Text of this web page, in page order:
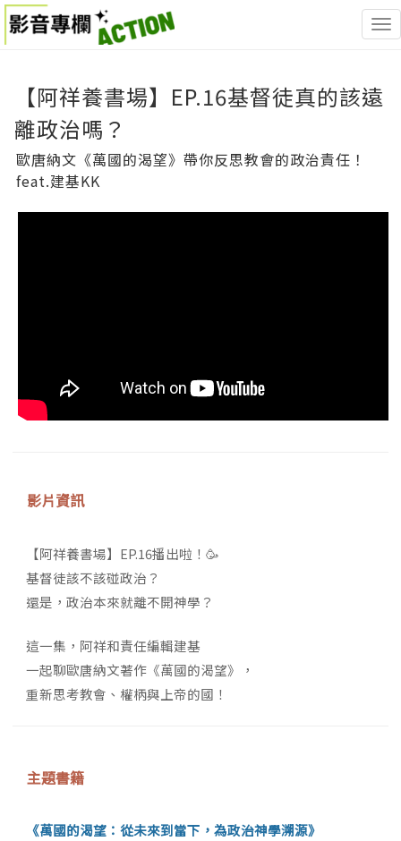
<
【阿祥養書場】EP.16基督徒真的該遠
離政治嗎？
歐唐納文《萬國的渴望》帶你反思教會的政治責任！
feat.建基KK
影片資訊
【阿祥養書場】EP.16播出啦！🥳
基督徒該不該碰政治？
還是，政治本來就離不開神學？
這一集，阿祥和責任編輯建基
一起聊歐唐納文著作《萬國的渴望》，
重新思考教會、權柄與上帝的國！
主題書籍
《萬國的渴望：從未來到當下，為政治神學溯源》